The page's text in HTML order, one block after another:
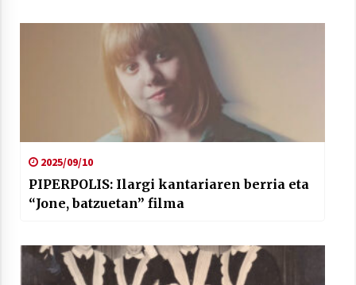
2025/09/10
PIPERPOLIS: Ilargi kantariaren berria eta
“Jone, batzuetan” filma